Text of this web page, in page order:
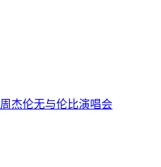
周杰伦无与伦比演唱会